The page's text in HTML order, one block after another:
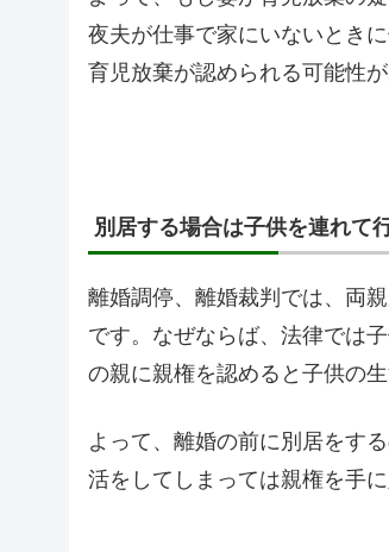
夜夫が仕事で家にいないとき
育児放棄が認められる可能性が
別居する場合は子供を連れて
離婚調停、離婚裁判では、両
です。なぜならば、法律では
の親に親権を認めると子供の
よって、離婚の前に別居をす
活をしてしまっては親権を手